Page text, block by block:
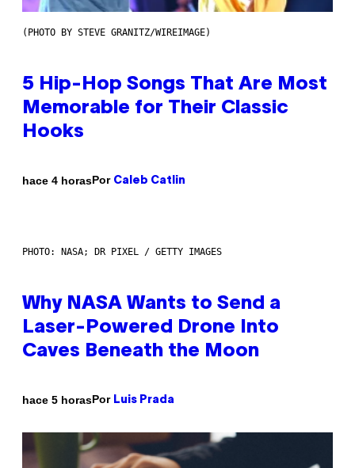
(PHOTO BY STEVE GRANITZ/WIREIMAGE)
5 Hip-Hop Songs That Are Most
Memorable for Their Classic
Hooks
hace 4 horasPor Caleb Catlin
PHOTO: NASA; DR PIXEL / GETTY IMAGES
Why NASA Wants to Send a
Laser-Powered Drone Into
Caves Beneath the Moon
hace 5 horasPor Luis Prada